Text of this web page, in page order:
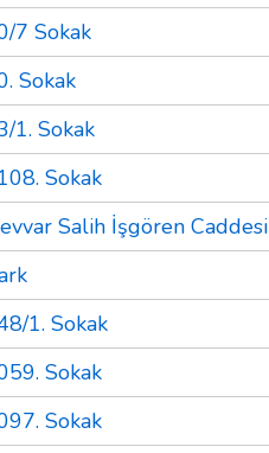
7 Sokak
Sokak
1. Sokak
Sokak
Salih İşgören Caddesi
1. Sokak
Sokak
Sokak